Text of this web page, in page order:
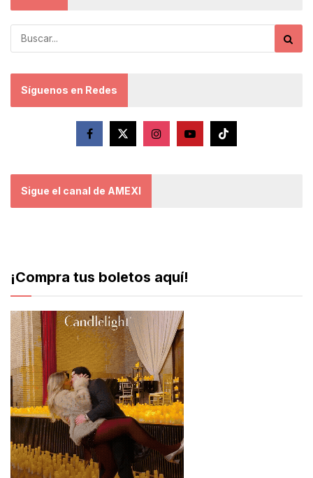
Síguenos en Redes
Sigue el canal de AMEXI
¡Compra tus boletos aquí!